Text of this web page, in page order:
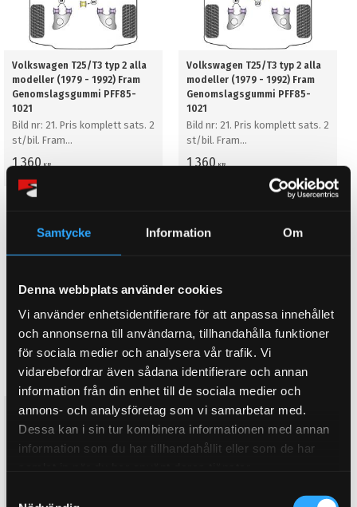
Samtycke Information Om
Denna webbplats använder cookies
Vi använder enhetsidentifierare för att anpassa innehållet
och annonserna till användarna, tillhandahålla funktioner
för sociala medier och analysera vår trafik. Vi
vidarebefordrar även sådana identifierare och annan
information från din enhet till de sociala medier och
annons- och analysföretag som vi samarbetar med.
Dessa kan i sin tur kombinera informationen med annan
information som du har tillhandahållit eller som de har
Volkswagen T25/T3 typ 2 alla
modeller (1979 - 1992) Fram
Genomslagsgummi PFF85-
1021
Bild nr: 21. Pris komplett sats. 2
st/bil. Fram
Genomslagsgummi
1 360KR
1 511KR
Volkswagen T25/T3 typ 2 alla
modeller (1979 - 1992) Fram
Genomslagsgummi PFF85-
1021
Bild nr: 21. Pris komplett sats. 2
st/bil. Fram
Genomslagsgummi
1 360KR
Volkswagen T25/T3 typ 2 alla
modeller (1979 - 1992) Fram
1021
Genomslagsgummi
10%
Volkswagen T25/T3 typ 2 alla
modeller (1979 - 1992) Fram
Radius Rod bussning PFF85-
1007